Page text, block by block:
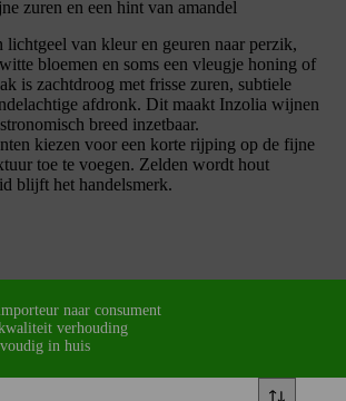
zuren en een hint van amandel
van kleur en geuren naar perzik,
bloemen en soms een vleugje honing of
is zachtdroog met frisse zuren, subtiele
afdronk. Dit maakt Inzolia wijnen
breed inzetbaar.
kiezen voor een korte rijping op de fijne
toe te voegen. Zelden wordt hout
blijft het handelsmerk.
naar consument
verhouding
in huis